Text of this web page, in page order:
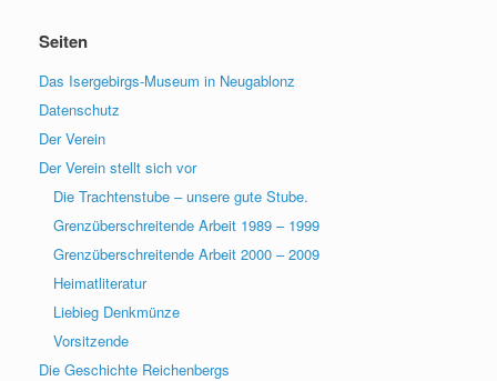
Seiten
Das Isergebirgs-Museum in Neugablonz
Datenschutz
Der Verein
Der Verein stellt sich vor
Die Trachtenstube – unsere gute Stube.
Grenzüberschreitende Arbeit 1989 – 1999
Grenzüberschreitende Arbeit 2000 – 2009
Heimatliteratur
Liebieg Denkmünze
Vorsitzende
Die Geschichte Reichenbergs